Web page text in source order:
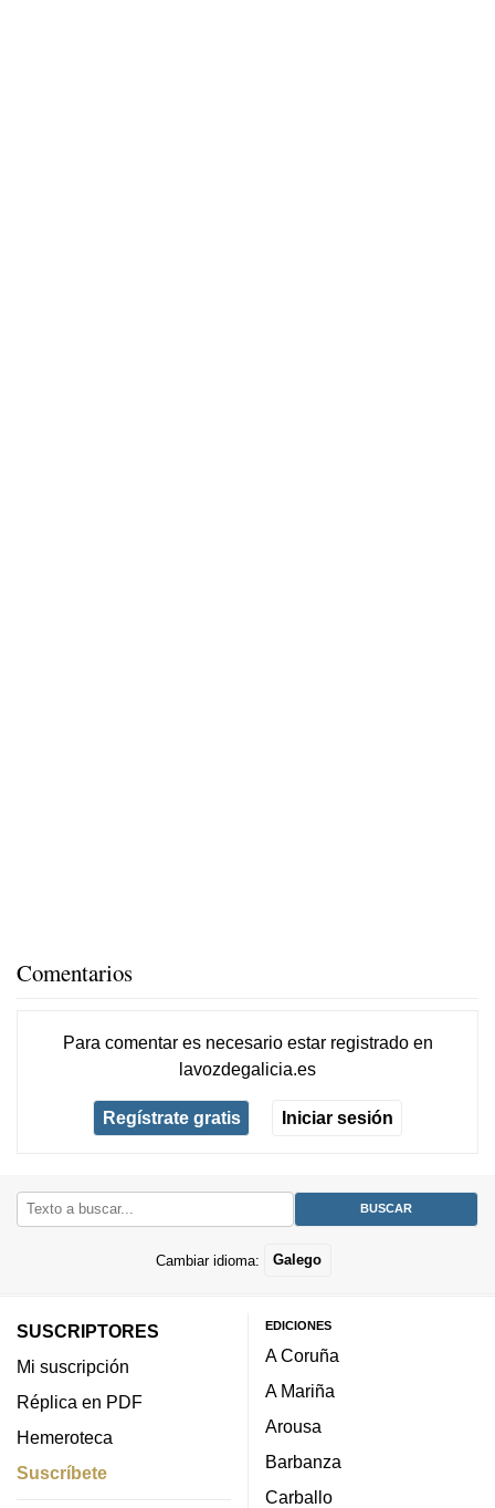
Comentarios
Para comentar es necesario estar registradoen
lavozdegalicia.es
Regístrate gratis Iniciar sesión
Cambiar idioma: Galego
SUSCRIPTORES
Mi suscripción
Réplica en PDF
Hemeroteca
Suscríbete
EDICIONES
A Coruña
A Mariña
Arousa
Barbanza
Carballo